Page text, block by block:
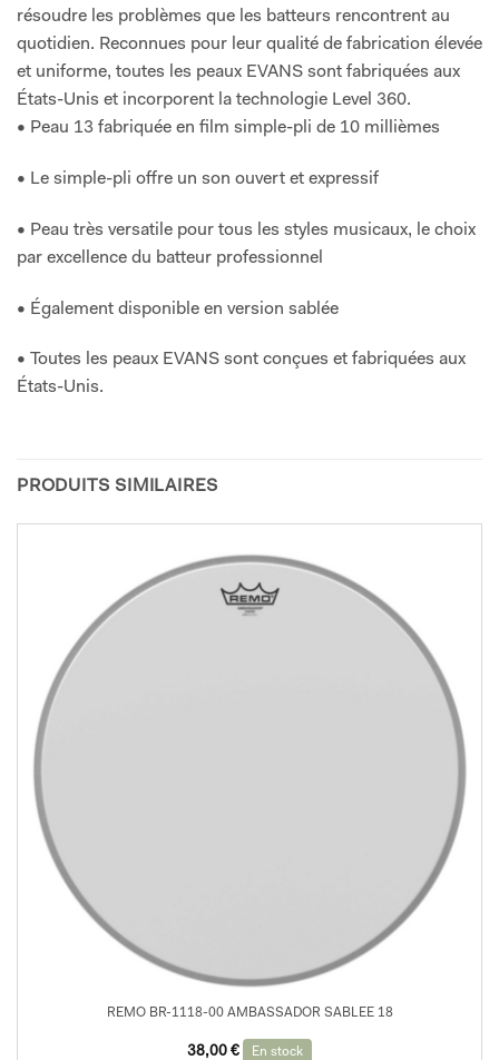
résoudre les problèmes que les batteurs rencontrent au
quotidien. Reconnues pour leur qualité de fabrication élevée
et uniforme, toutes les peaux EVANS sont fabriquées aux
États-Unis et incorporent la technologie Level 360.
• Peau 13 fabriquée en film simple-pli de 10 millièmes
• Le simple-pli offre un son ouvert et expressif
• Peau très versatile pour tous les styles musicaux, le choix
par excellence du batteur professionnel
• Également disponible en version sablée
• Toutes les peaux EVANS sont conçues et fabriquées aux
États-Unis.
PRODUITS SIMILAIRES
REMO BR-1118-00 AMBASSADOR SABLEE 18
38,00 € En stock